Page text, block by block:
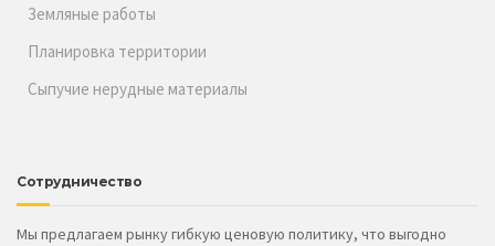
Земляные работы
Планировка территории
Сыпучие нерудные материалы
Сотрудничество
Мы предлагаем рынку гибкую ценовую политику, что выгодно